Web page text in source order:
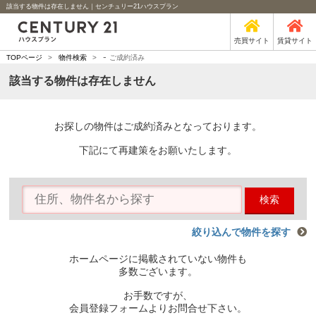
該当する物件は存在しません｜センチュリー21ハウスプラン
売買サイト 賃貸サイト
TOPページ > 物件検索 > - ご成約済み
該当する物件は存在しません
お探しの物件はご成約済みとなっております。
下記にて再建策をお願いたします。
検索
絞り込んで物件を探す
ホームページに掲載されていない物件も
多数ございます。
お手数ですが、
会員登録フォームよりお問合せ下さい。